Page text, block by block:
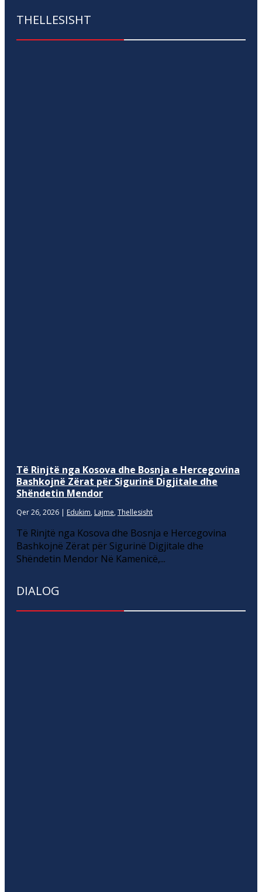
THELLESISHT
Të Rinjtë nga Kosova dhe Bosnja e Hercegovina
Bashkojnë Zërat për Sigurinë Digjitale dhe
Shëndetin Mendor
Qer 26, 2026 | Edukim, Lajme, Thellesisht
Të Rinjtë nga Kosova dhe Bosnja e Hercegovina
Bashkojnë Zërat për Sigurinë Digjitale dhe
Shëndetin Mendor Në Kamenicë,...
DIALOG